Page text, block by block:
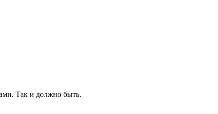
Так и должно быть.